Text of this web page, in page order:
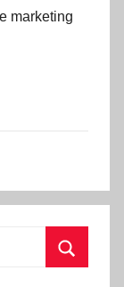
marketing